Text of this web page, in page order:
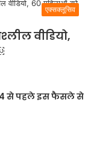
एक्सक्लूसिव
वीडियो,
से पहले इस फैसले से